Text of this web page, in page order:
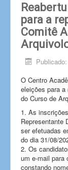
para a
Comitê
O Centro
eleições para
do Curso de
1. As
Representante
ser efetuadas
do dia 31/08/
2. Os
um e-mail para
constando